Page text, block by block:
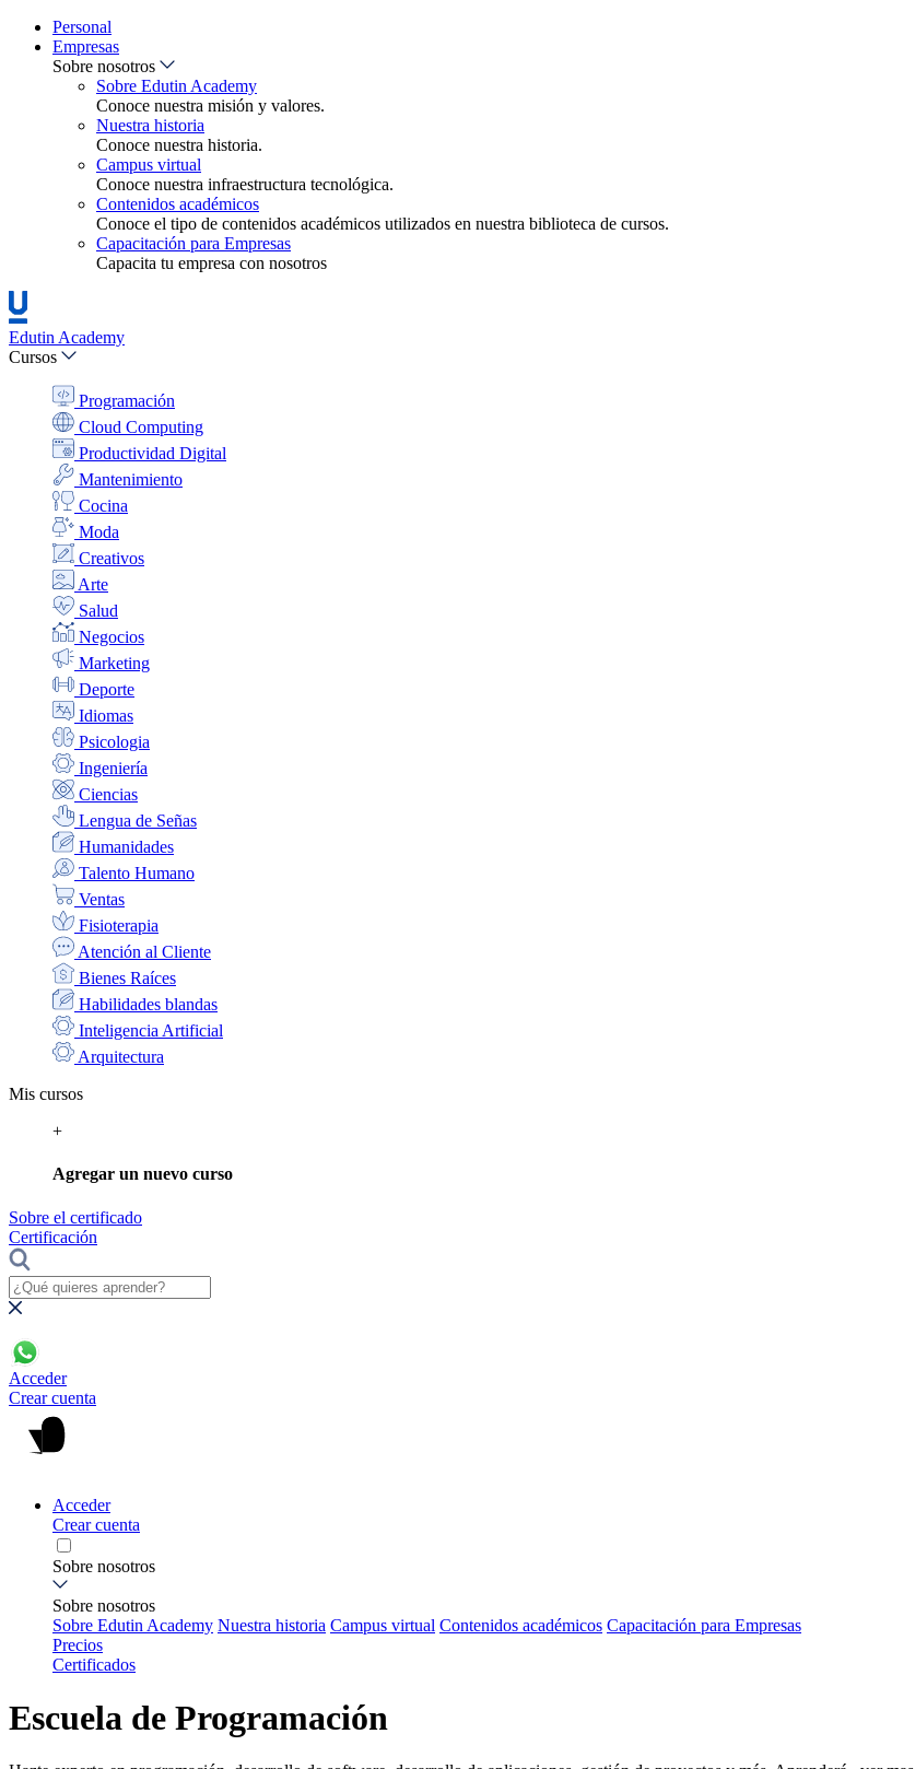
Personal
Empresas
Sobre nosotros
Sobre Edutin Academy
Conoce nuestra misión y valores.
Nuestra historia
Conoce nuestra historia.
Campus virtual
Conoce nuestra infraestructura tecnológica.
Contenidos académicos
Conoce el tipo de contenidos académicos utilizados en nuestra biblioteca de cursos.
Capacitación para Empresas
Capacita tu empresa con nosotros
Edutin Academy
Cursos
Programación
Cloud Computing
Productividad Digital
Mantenimiento
Cocina
Moda
Creativos
Arte
Salud
Negocios
Marketing
Deporte
Idiomas
Psicologia
Ingeniería
Ciencias
Lengua de Señas
Humanidades
Talento Humano
Ventas
Fisioterapia
Atención al Cliente
Bienes Raíces
Habilidades blandas
Inteligencia Artificial
Arquitectura
Mis cursos
+
Agregar un nuevo curso
Sobre el certificado
Certificación
Acceder
Crear cuenta
Acceder
Crear cuenta
Sobre nosotros
Sobre nosotros
Sobre Edutin Academy Nuestra historia Campus virtual Contenidos académicos Capacitación para Empresas
Precios
Certificados
Escuela de Programación